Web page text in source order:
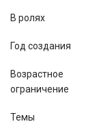
В ролях
Год создания
Возрастное
ограничение
Темы